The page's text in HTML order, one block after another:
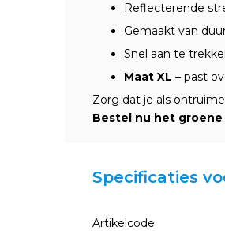
Reflecterende
Gemaakt van
Snel aan te
Maat XL – past
Zorg dat je als
Bestel nu het
Specificaties
Artikelcode